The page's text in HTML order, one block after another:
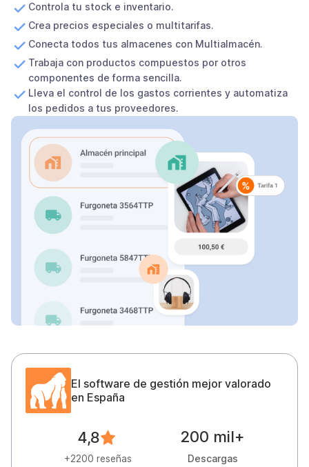
Controla tu stock e inventario.
Crea precios especiales o multitarifas.
Conecta todos tus almacenes con Multialmacén.
Trabaja con productos compuestos por otros
componentes de forma sencilla.
Lleva el control de los gastos corrientes y automatiza
los pedidos a tus proveedores.
El software de gestión mejor valorado
en España
4,8
+2200 reseñas
200 mil+
Descargas